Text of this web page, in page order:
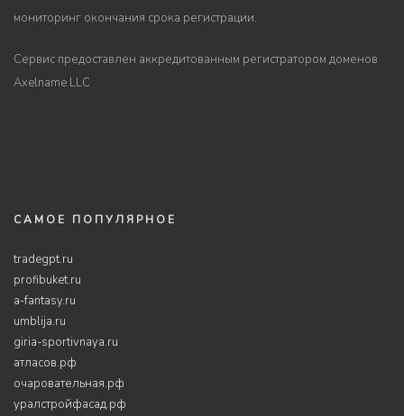
мониторинг окончания срока регистрации.
Сервис предоставлен аккредитованным регистратором доменов
Axelname LLC
САМОЕ ПОПУЛЯРНОЕ
tradegpt.ru
profibuket.ru
a-fantasy.ru
umblija.ru
giria-sportivnaya.ru
атласов.рф
очаровательная.рф
уралстройфасад.рф